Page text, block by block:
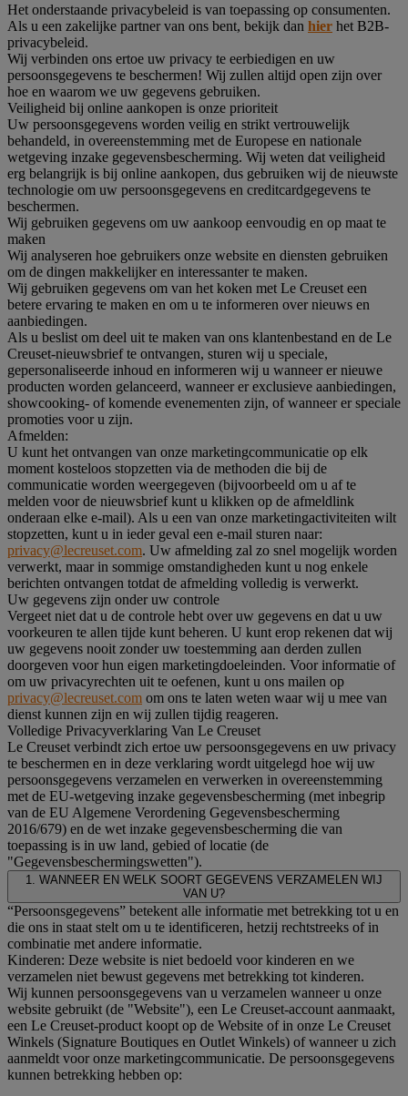
Het onderstaande privacybeleid is van toepassing op consumenten.
Als u een zakelijke partner van ons bent, bekijk dan hier het B2B-
privacybeleid.
Wij verbinden ons ertoe uw privacy te eerbiedigen en uw
persoonsgegevens te beschermen! Wij zullen altijd open zijn over
hoe en waarom we uw gegevens gebruiken.
Veiligheid bij online aankopen is onze prioriteit
Uw persoonsgegevens worden veilig en strikt vertrouwelijk
behandeld, in overeenstemming met de Europese en nationale
wetgeving inzake gegevensbescherming. Wij weten dat veiligheid
erg belangrijk is bij online aankopen, dus gebruiken wij de nieuwste
technologie om uw persoonsgegevens en creditcardgegevens te
beschermen.
Wij gebruiken gegevens om uw aankoop eenvoudig en op maat te
maken
Wij analyseren hoe gebruikers onze website en diensten gebruiken
om de dingen makkelijker en interessanter te maken.
Wij gebruiken gegevens om van het koken met Le Creuset een
betere ervaring te maken en om u te informeren over nieuws en
aanbiedingen.
Als u beslist om deel uit te maken van ons klantenbestand en de Le
Creuset-nieuwsbrief te ontvangen, sturen wij u speciale,
gepersonaliseerde inhoud en informeren wij u wanneer er nieuwe
producten worden gelanceerd, wanneer er exclusieve aanbiedingen,
showcooking- of komende evenementen zijn, of wanneer er speciale
promoties voor u zijn.
Afmelden:
U kunt het ontvangen van onze marketingcommunicatie op elk
moment kosteloos stopzetten via de methoden die bij de
communicatie worden weergegeven (bijvoorbeeld om u af te
melden voor de nieuwsbrief kunt u klikken op de afmeldlink
onderaan elke e-mail). Als u een van onze marketingactiviteiten wilt
stopzetten, kunt u in ieder geval een e-mail sturen naar:
privacy@lecreuset.com. Uw afmelding zal zo snel mogelijk worden
verwerkt, maar in sommige omstandigheden kunt u nog enkele
berichten ontvangen totdat de afmelding volledig is verwerkt.
Uw gegevens zijn onder uw controle
Vergeet niet dat u de controle hebt over uw gegevens en dat u uw
voorkeuren te allen tijde kunt beheren. U kunt erop rekenen dat wij
uw gegevens nooit zonder uw toestemming aan derden zullen
doorgeven voor hun eigen marketingdoeleinden. Voor informatie of
om uw privacyrechten uit te oefenen, kunt u ons mailen op
privacy@lecreuset.com om ons te laten weten waar wij u mee van
dienst kunnen zijn en wij zullen tijdig reageren.
Volledige Privacyverklaring Van Le Creuset
Le Creuset verbindt zich ertoe uw persoonsgegevens en uw privacy
te beschermen en in deze verklaring wordt uitgelegd hoe wij uw
persoonsgegevens verzamelen en verwerken in overeenstemming
met de EU-wetgeving inzake gegevensbescherming (met inbegrip
van de EU Algemene Verordening Gegevensbescherming
2016/679) en de wet inzake gegevensbescherming die van
toepassing is in uw land, gebied of locatie (de
"Gegevensbeschermingswetten").
1. WANNEER EN WELK SOORT GEGEVENS VERZAMELEN WIJ
VAN U?
“Persoonsgegevens” betekent alle informatie met betrekking tot u en
die ons in staat stelt om u te identificeren, hetzij rechtstreeks of in
combinatie met andere informatie.
Kinderen: Deze website is niet bedoeld voor kinderen en we
verzamelen niet bewust gegevens met betrekking tot kinderen.
Wij kunnen persoonsgegevens van u verzamelen wanneer u onze
website gebruikt (de "Website"), een Le Creuset-account aanmaakt,
een Le Creuset-product koopt op de Website of in onze Le Creuset
Winkels (Signature Boutiques en Outlet Winkels) of wanneer u zich
aanmeldt voor onze marketingcommunicatie. De persoonsgegevens
kunnen betrekking hebben op: